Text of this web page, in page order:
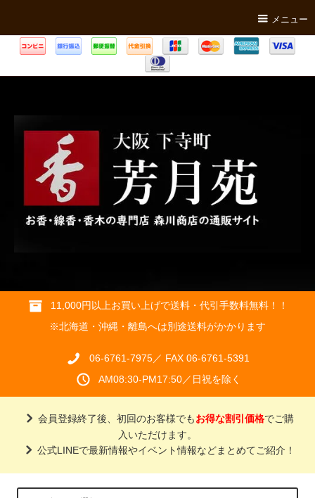
メニュー
11,000円以上お買い上げで送料・代引手数料無料！！
※北海道・沖縄・離島へは別途送料がかかります
06-6761-7975／ FAX 06-6761-5391
AM08:30-PM17:50／日祝を除く
会員登録終了後、初回のお客様でもお得な割引価格でご購
入いただけます。
公式LINEで最新情報やイベント情報などまとめてご紹介！